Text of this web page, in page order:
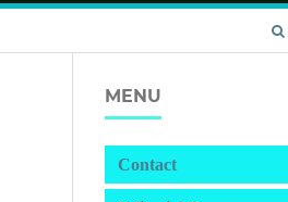
MENU
Contact